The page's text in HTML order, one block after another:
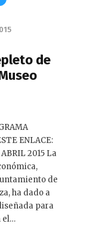
de
ENLACE:
2015 La
de
ha dado a
para
el…